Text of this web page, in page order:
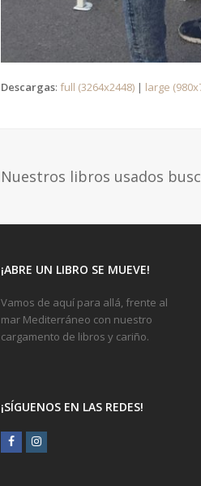
Descargas: full (3264x2448) | large
Nuestros libros usados
¡ABRE UN LIBRO SE MUEVE!
Vamos de aquí para allá, frente al
mar Mediterráneo con nuestro
cargamento de libros y cariño.
¡SÍGUENOS EN LAS REDES!
FacebookInstagram